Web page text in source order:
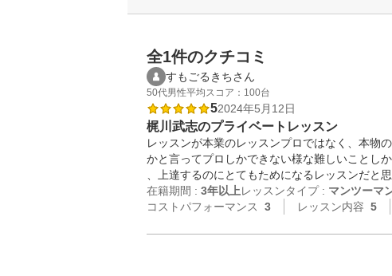
全1件のクチコミ
すもごるきちさん
50代男性平均スコア：100台
52024年5月12日
梶川武志のプライベートレッスン
レッスンが本業のレッスンプロではなく、本物
かと言ってプロしかできない様な難しいことし
、上達するのにとてもためになるレッスンだと思
在籍期間 : 3年以上レッスンタイプ : マンツーマ
コストパフォーマンス
3 レッスン内容 5